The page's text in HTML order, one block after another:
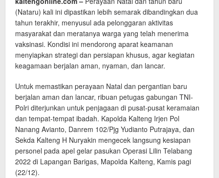
(Nataru) kali ini dipastikan lebih semarak dibandingkan dua
tahun terakhir, menyusul ada pelonggaran aktivitas
masyarakat dan meratanya warga yang telah menerima
vaksinasi. Kondisi ini mendorong aparat keamanan
menyiapkan strategi dan persiapan khusus, agar kegiatan
keagamaan berjalan aman, nyaman, dan lancar.
Untuk memastikan perayaan Natal dan pergantian baru
berjalan aman dan lancar, ribuan petugas gabungan TNI-
Polri diterjunkan untuk penjagaan di pusat-pusat keramaian
dan tempat-tempat ibadah. Kapolda Kalteng Irjen Pol
Nanang Avianto, Danrem 102/Pjg Yudianto Putrajaya, dan
Sekda Kalteng H Nuryakin mengecek langsung kesiapan
personel pada apel gelar pasukan Operasi Lilin Telabang
2022 di Lapangan Barigas, Mapolda Kalteng, Kamis pagi
(22/12).